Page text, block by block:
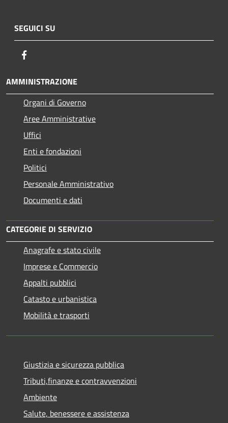
SEGUICI SU
AMMINISTRAZIONE
Organi di Governo
Aree Amministrative
Uffici
Enti e fondazioni
Politici
Personale Amministrativo
Documenti e dati
CATEGORIE DI SERVIZIO
Anagrafe e stato civile
Imprese e Commercio
Appalti pubblici
Catasto e urbanistica
Mobilità e trasporti
Giustizia e sicurezza pubblica
Tributi,finanze e contravvenzioni
Ambiente
Salute, benessere e assistenza